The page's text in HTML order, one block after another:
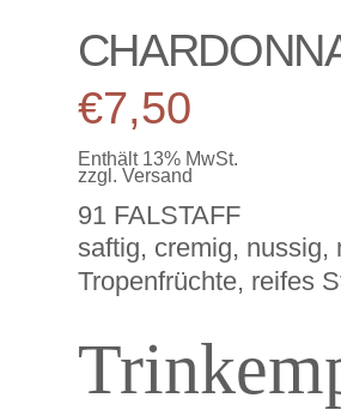
€7,50
Enthält 13% MwSt.
zzgl. Versand
91 FALSTAFF
saftig, cremig, nussig,
Tropenfrüchte, reifes